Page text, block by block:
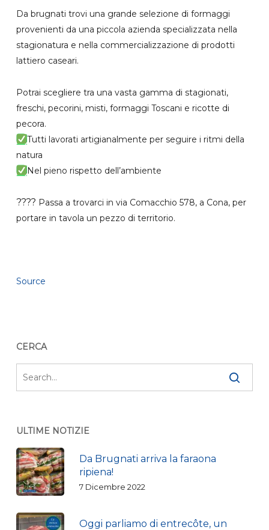
Da brugnati trovi una grande selezione di formaggi
provenienti da una piccola azienda specializzata nella
stagionatura e nella commercializzazione di prodotti
lattiero caseari.
Potrai scegliere tra una vasta gamma di stagionati,
freschi, pecorini, misti, formaggi Toscani e ricotte di
pecora.
Tutti lavorati artigianalmente per seguire i ritmi della
natura
Nel pieno rispetto dell’ambiente
???? Passa a trovarci in via Comacchio 578, a Cona, per
portare in tavola un pezzo di territorio.
Source
CERCA
ULTIME NOTIZIE
Da Brugnati arriva la faraona
ripiena!
7 Dicembre 2022
Oggi parliamo di entrecôte, un